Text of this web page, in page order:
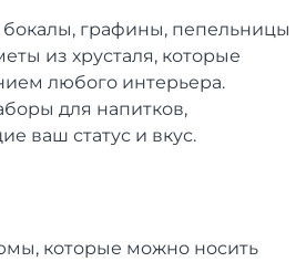
графины, пепельницы
из хрусталя, которые
любого интерьера.
для напитков,
ваш статус и вкус.
которые можно носить